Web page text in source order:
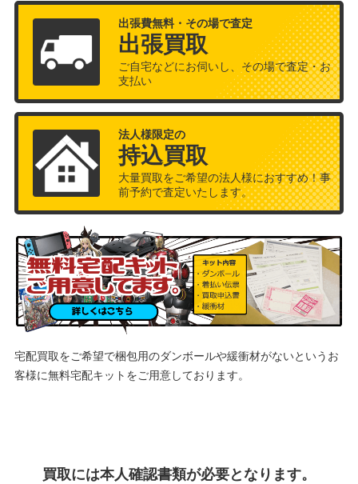
出張費無料・その場で査定
出張買取
ご自宅などにお伺いし、その場で査定・お
支払い
法人様限定の
持込買取
大量買取をご希望の法人様におすすめ！事
前予約で査定いたします。
宅配買取をご希望で梱包用のダンボールや緩衝材がないというお
客様に無料宅配キットをご用意しております。
買取には本人確認書類が必要となります。